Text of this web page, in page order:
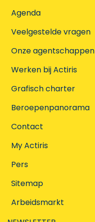
Agenda
Veelgestelde vragen
Onze agentschappen
Werken bij Actiris
Grafisch charter
Beroepenpanorama
Contact
My Actiris
Pers
Sitemap
Arbeidsmarkt